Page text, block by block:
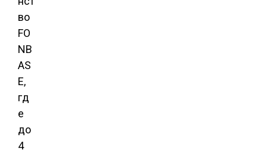
во
FO
NB
AS
E,
гд
е
до
4